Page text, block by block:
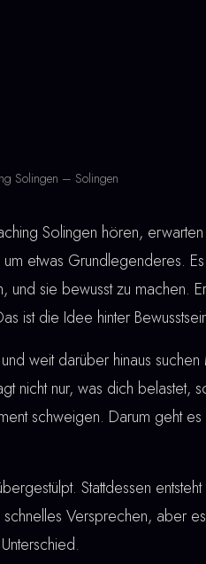
Solingen – Solingen
Solingen hören,
etwas Grundlegenderes.
sie bewusst zu machen.
ist die Idee hinter
weit darüber hinaus
nicht nur, was dich belastet,
schweigen. Darum geht
Stattdessen
Versprechen, aber